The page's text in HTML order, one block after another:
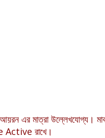
আয়রন এর মাত্রা উল্লেখযোগ্য।
Active রাখে।